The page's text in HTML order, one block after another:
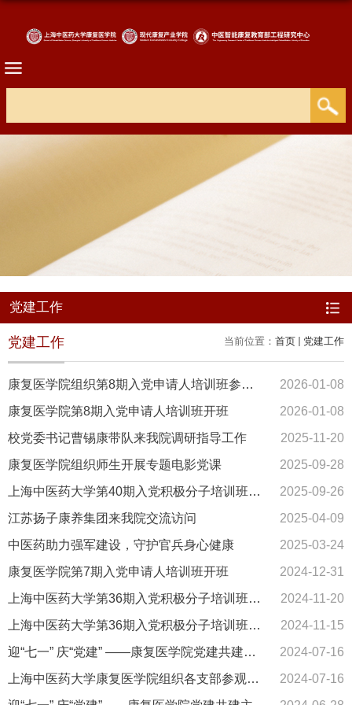
党建工作
当前位置： 首页 党建工作
党建工作
康复医学院组织第8期入党申请人培训班参观中共二大纪念馆
2026-01-08
康复医学院第8期入党申请人培训班开班
2026-01-08
校党委书记曹锡康带队来我院调研指导工作
2025-11-20
康复医学院组织师生开展专题电影党课
2025-09-28
上海中医药大学第40期入党积极分子培训班顺利开班
2025-09-26
江苏扬子康养集团来我院交流访问
2025-04-09
中医药助力强军建设，守护官兵身心健康
2025-03-24
康复医学院第7期入党申请人培训班开班
2024-12-31
上海中医药大学第36期入党积极分子培训班顺利结业
2024-11-20
上海中医药大学第36期入党积极分子培训班顺利开班
2024-11-15
迎“七一” 庆“党建” ——康复医学院党建共建主题党日活动
2024-07-16
上海中医药大学康复医学院组织各支部参观中共一大纪念馆
2024-07-16